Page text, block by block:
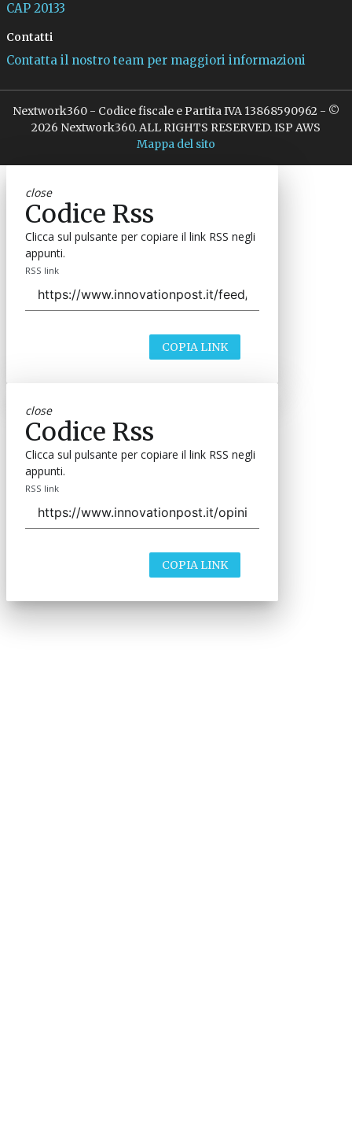
CAP 20133
Contatti
Contatta il nostro team per maggiori informazioni
Nextwork360 - Codice fiscale e Partita IVA 13868590962 - ©
2026 Nextwork360. ALL RIGHTS RESERVED. ISP AWS
Mappa del sito
close
Codice Rss
Clicca sul pulsante per copiare il link RSS negli
appunti.
RSS link
COPIA LINK
close
Codice Rss
Clicca sul pulsante per copiare il link RSS negli
appunti.
RSS link
COPIA LINK